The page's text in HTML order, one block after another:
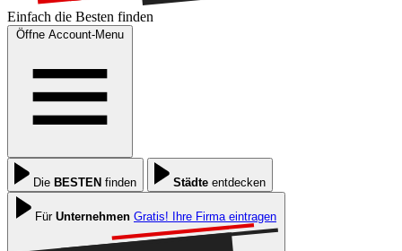
Einfach die Besten finden
Öffne Account-Menu
Die BESTEN finden Städte entdecken
Für Unternehmen Gratis! Ihre Firma eintragen